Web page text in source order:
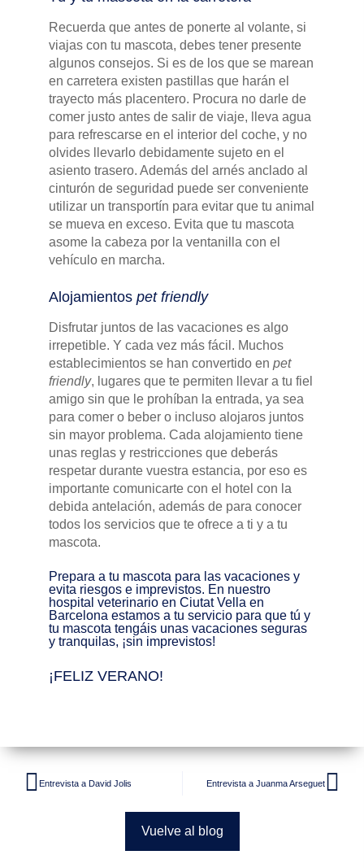
Recuerda que antes de ponerte al volante, si
viajas con tu mascota, debes tener presente
algunos consejos. Si es de los que se marean
en carretera existen pastillas que harán el
trayecto más placentero. Procura no darle de
comer justo antes de salir de viaje, lleva agua
para refrescarse en el interior del coche, y no
olvides llevarlo debidamente sujeto en el
asiento trasero. Además del arnés anclado al
cinturón de seguridad puede ser conveniente
utilizar un transportín para evitar que tu animal
se mueva en exceso. Evita que tu mascota
asome la cabeza por la ventanilla con el
vehículo en marcha.
Alojamientos pet friendly
Disfrutar juntos de las vacaciones es algo
irrepetible. Y cada vez más fácil. Muchos
establecimientos se han convertido en pet
friendly, lugares que te permiten llevar a tu fiel
amigo sin que le prohíban la entrada, ya sea
para comer o beber o incluso alojaros juntos
sin mayor problema. Cada alojamiento tiene
unas reglas y restricciones que deberás
respetar durante vuestra estancia, por eso es
importante comunicarte con el hotel con la
debida antelación, además de para conocer
todos los servicios que te ofrece a ti y a tu
mascota.
Prepara a tu mascota para las vacaciones y
evita riesgos e imprevistos. En nuestro
hospital veterinario en Ciutat Vella en
Barcelona estamos a tu servicio para que tú y
tu mascota tengáis unas vacaciones seguras
y tranquilas, ¡sin imprevistos!
¡FELIZ VERANO!
Entrevista a David Jolis Entrevista a Juanma Arseguet
Vuelve al blog